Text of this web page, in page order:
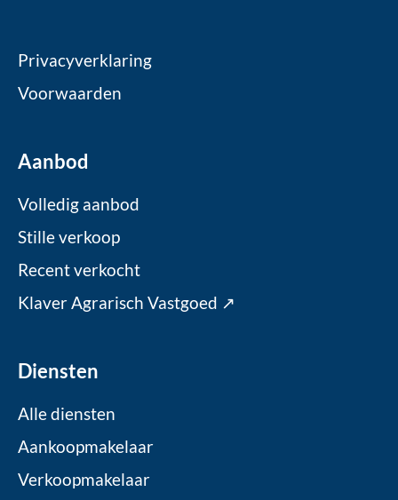
Privacyverklaring
Voorwaarden
Aanbod
Volledig aanbod
Stille verkoop
Recent verkocht
Klaver Agrarisch Vastgoed ↗
Diensten
Alle diensten
Aankoopmakelaar
Verkoopmakelaar